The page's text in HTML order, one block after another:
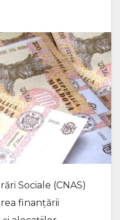
Sociale (CNAS)
finanţării